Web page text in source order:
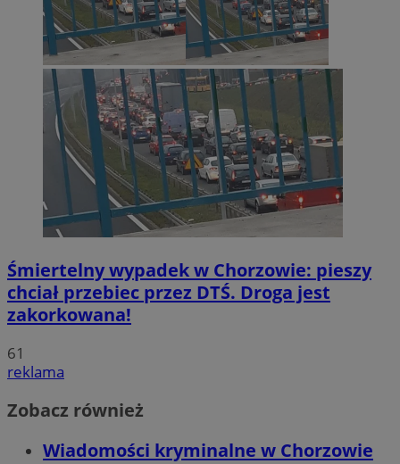
Śmiertelny wypadek w Chorzowie: pieszy
chciał przebiec przez DTŚ. Droga jest
zakorkowana!
61
reklama
Zobacz również
Wiadomości kryminalne w Chorzowie